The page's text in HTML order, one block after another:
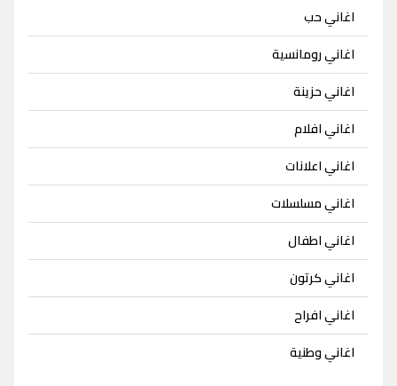
اغاني حب
اغاني رومانسية
اغاني حزينة
اغاني افلام
اغاني اعلانات
اغاني مسلسلات
اغاني اطفال
اغاني كرتون
اغاني افراح
اغاني وطنية